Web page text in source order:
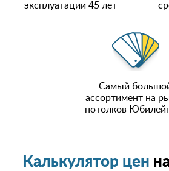
эксплуатации 45 лет
Самый
ассортимент на
потолков
Калькулятор цен